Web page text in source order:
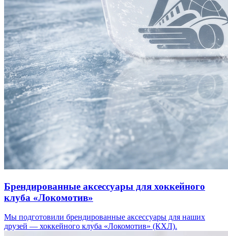
Брендированные аксессуары для хоккейного
клуба «Локомотив»
Мы подготовили брендированные аксессуары для наших
друзей — хоккейного клуба «Локомотив» (КХЛ).